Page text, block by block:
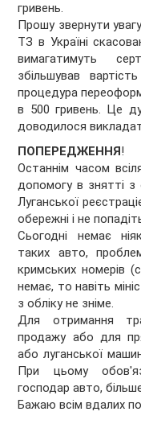
гривень.
Прошу звернути
ТЗ в Україні
вимагатимуть
збільшував
процедура
в 500 гривень. Це
доводилося
ПОПЕРЕДЖЕННЯ!
Останнім часом
допомогу в знятті з
Луганської
обережні і не
Сьогодні немає
таких авто,
кримських номерів
немає, то навіть
з обліку не зніме.
Для отримання
продажу або для
або луганської
При цьому
господар авто,
Бажаю всім вдалих